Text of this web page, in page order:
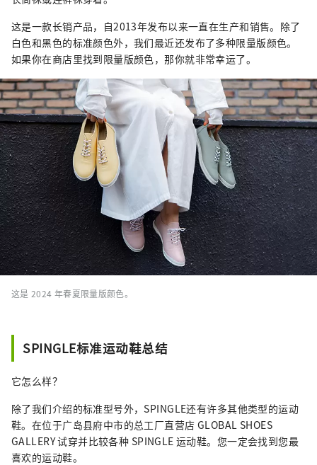
这是一款长销产品，自2013年发布以来一直在生产和销售。除了
白色和黑色的标准颜色外，我们最近还发布了多种限量版颜色。
如果你在商店里找到限量版颜色，那你就非常幸运了。
这是 2024 年春夏限量版颜色。
SPINGLE标准运动鞋总结
它怎么样？
除了我们介绍的标准型号外，SPINGLE还有许多其他类型的运动
鞋。在位于广岛县府中市的总工厂直营店 GLOBAL SHOES
GALLERY 试穿并比较各种 SPINGLE 运动鞋。您一定会找到您最
喜欢的运动鞋。